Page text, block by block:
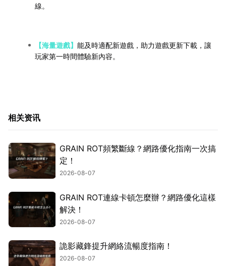
線。
【海量遊戲】 能及時適配新遊戲，助力遊戲更新下載，讓
玩家第一時間體驗新內容。
相关资讯
GRAIN ROT頻繁斷線？網路優化指南一次搞
定！
2026-08-07
GRAIN ROT連線卡頓怎麼辦？網路優化這樣
解決！
2026-08-07
詭影藏鋒提升網絡流暢度指南！
2026-08-07